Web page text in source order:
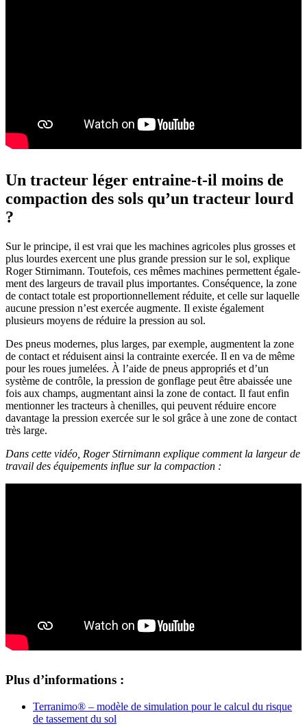
Un trac­teur léger entraine-t-il moins de
compac­tion des sols qu’un trac­teur lourd
?
Sur le prin­cipe, il est vrai que les machines agri­coles plus grosses et
plus lourdes exercent une plus grande pres­sion sur le sol, explique
Roger Stir­ni­mann. Toute­fois, ces mêmes machines permettent égale­
ment des largeurs de travail plus impor­tantes. Consé­quence, la zone
de contact totale est propor­tion­nel­le­ment réduite, et celle sur laquelle
aucune pres­sion n’est exercée augmente. Il existe égale­ment
plusieurs moyens de réduire la pres­sion au sol.
Des pneus modernes, plus larges, par exemple, augmentent la zone
de contact et réduisent ainsi la contrainte exercée. Il en va de même
pour les roues jume­lées. À l’aide de pneus appro­priés et d’un
système de contrôle, la pres­sion de gonflage peut être abaissée une
fois aux champs, augmen­tant ainsi la zone de contact. Il faut enfin
mentionner les trac­teurs à chenilles, qui peuvent réduire encore
davan­tage la pres­sion exercée sur le sol grâce à une zone de contact
très large.
Dans cette vidéo, Roger Stir­ni­mann explique comment la largeur de
travail des équi­pe­ments influe sur la compac­tion :
Plus d’informations :
Terra­nimo® – modèle de simu­la­tion pour le calcul du risque
de tasse­ment du sol